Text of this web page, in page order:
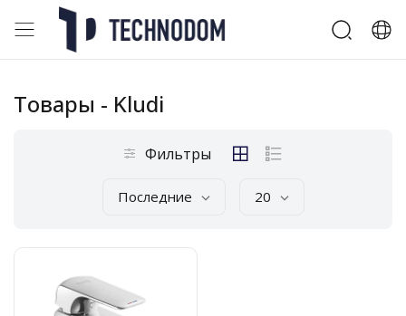
Товары - Kludi
Фильтры
Последние 20